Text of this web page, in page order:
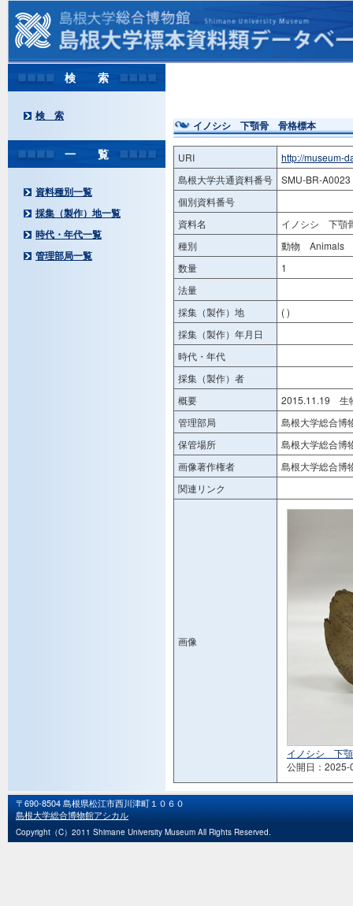
検 索
検 索
一 覧
資料種別一覧
採集（製作）地一覧
時代・年代一覧
管理部局一覧
イノシシ 下顎骨 骨格標本
URI
http://museum-
島根大学共通資料番号
SMU-BR-A0023
個別資料番号
資料名
イノシシ 下顎
種別
動物 Animals
数量
1
法量
採集（製作）地
( )
採集（製作）年月日
時代・年代
採集（製作）者
概要
2015.11.19 生
管理部局
島根大学総合博
保管場所
島根大学総合博
画像著作権者
島根大学総合博
関連リンク
画像
イノシシ 下
公開日：2025-
〒690-8504 島根県松江市西川津町１０６０
島根大学総合博物館アシカル
Copyright（C）2011 Shimane University Museum All Rights Reserved.